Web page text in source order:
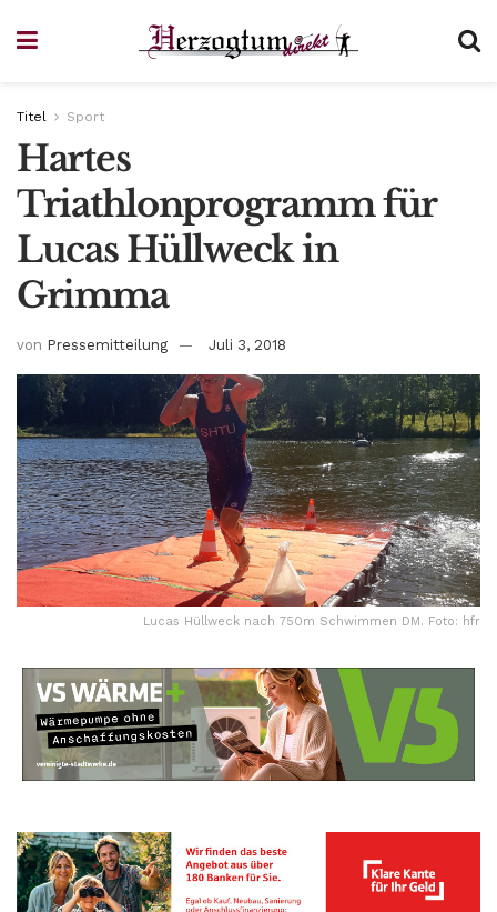
Titel Sport
Hartes
Triathlonprogramm für
Lucas Hüllweck in
Grimma
von Pressemitteilung Juli 3, 2018
Lucas Hüllweck nach 750m Schwimmen DM. Foto: hfr